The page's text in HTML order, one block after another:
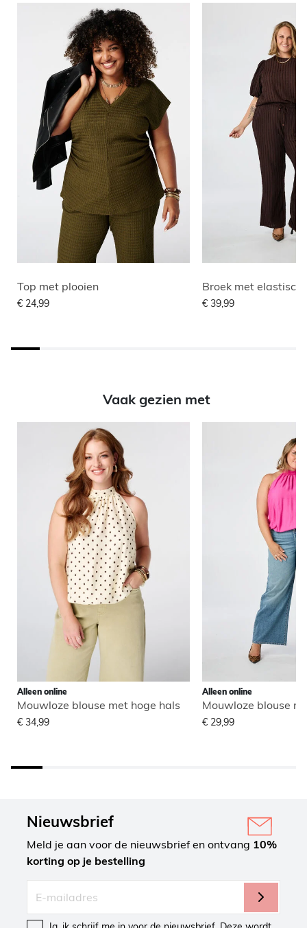
Top met plooien
€ 24,99
Broek met
€ 39,99
Vaak gezien met
Alleen online
Mouwloze blouse met hoge hals
€ 34,99
Alleen online
Mouwloze blouse
€ 29,99
Nieuwsbrief
Meld je aan voor de nieuwsbrief en ontvang 10%
korting op je bestelling